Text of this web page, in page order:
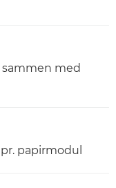
med
papirmodul